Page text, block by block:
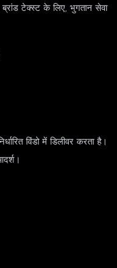
टेक्स्ट के लिए, भुगतान सेवा
विंडो में डिलीवर करता है।